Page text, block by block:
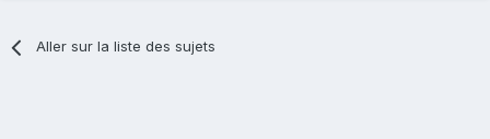
Aller sur la liste des sujets